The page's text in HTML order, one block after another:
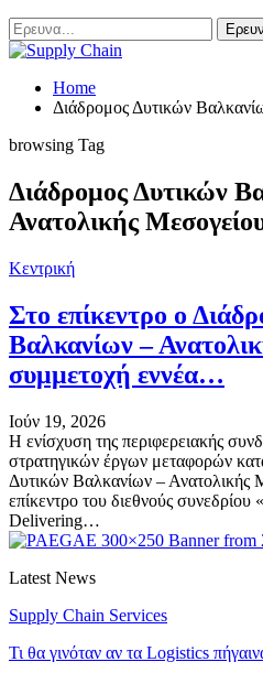
Home
Διάδρομος Δυτικών
browsing Tag
Διάδρομος Δυτικών
Ανατολικής
Κεντρική
Στο επίκεντρο ο
Βαλκανίων –
συμμετοχή εννέα…
Ιούν 19, 2026
H ενίσχυση της περιφερειακής
στρατηγικών έργων μεταφορών
Δυτικών Βαλκανίων – Ανατολικής
επίκεντρο του διεθνούς
Delivering…
Latest News
Supply Chain Services
Τι θα γινόταν αν τα Logistics